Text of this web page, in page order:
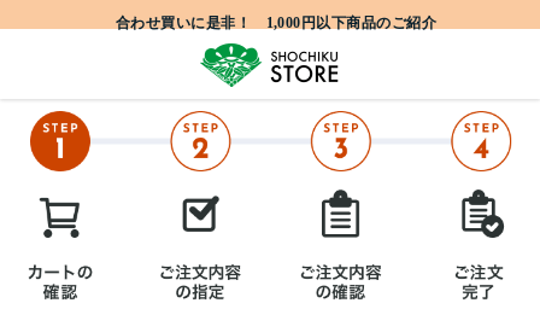
合わせ買いに是非！ 1,000円以下商品のご紹介